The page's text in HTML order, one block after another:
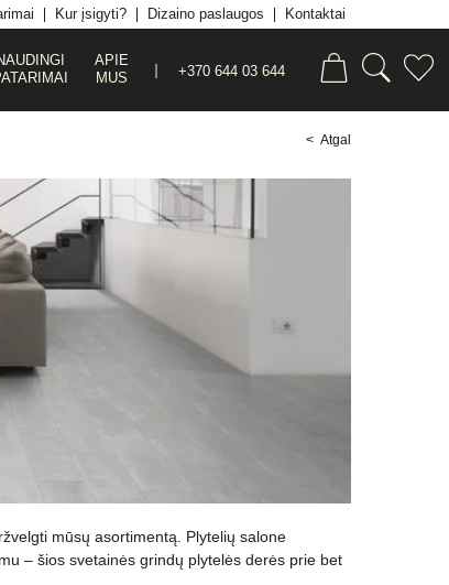
Kur įsigyti? Dizaino paslaugos Kontaktai
APIE
MUS
+370 644 03 644
< Atgal
mūsų asortimentą. Plytelių salone
– šios svetainės grindų plytelės derės prie bet